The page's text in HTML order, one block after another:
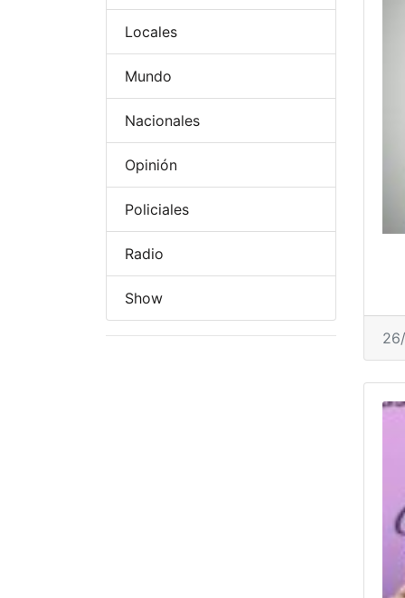
Locales
Mundo
Nacionales
Opinión
Policiales
Radio
Show